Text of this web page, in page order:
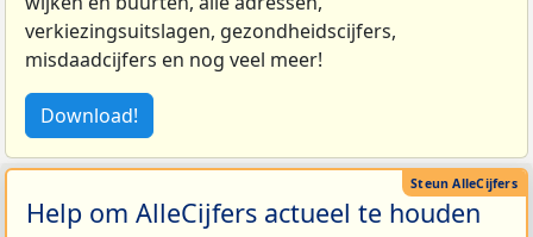
verkiezingsuitslagen, gezondheidscijfers,
misdaadcijfers en nog veel meer!
Download!
Help om AlleCijfers actueel te houden